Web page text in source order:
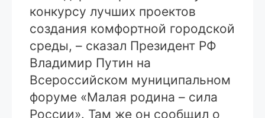
конкурсу лучших проектов
создания комфортной городской
среды, – сказал Президент РФ
Владимир Путин на
Всероссийском муниципальном
форуме «Малая родина – сила
России». Там же он сообщил о